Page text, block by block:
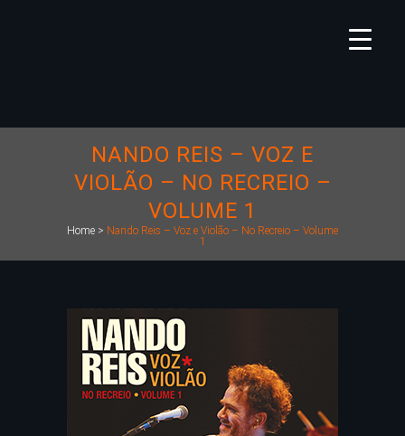
NANDO REIS – VOZ E
VIOLÃO – NO RECREIO –
VOLUME 1
Home > Nando Reis – Voz e Violão – No Recreio – Volume
1